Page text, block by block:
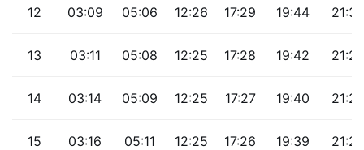
12 03:09 05:06 12:26 17:29 19:44 21:32
13 03:11 05:08 12:25 17:28 19:42 21:29
14 03:14 05:09 12:25 17:27 19:40 21:27
15 03:16 05:11 12:25 17:26 19:39 21:24